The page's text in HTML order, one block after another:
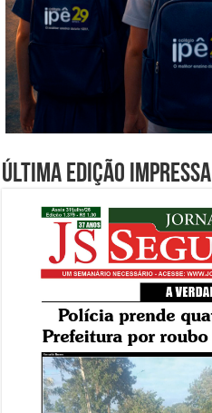
Última edição impressa